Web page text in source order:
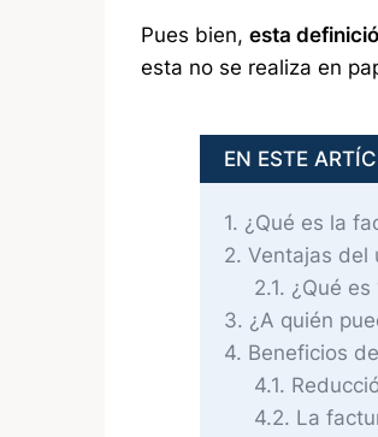
Pues bien, esta
esta no se realiza en
EN ESTE
1 ¿Qué es la
2 Ventajas del
2.1 ¿Qué es
3 ¿A quién
4 Beneficios
4.1
4.2 La